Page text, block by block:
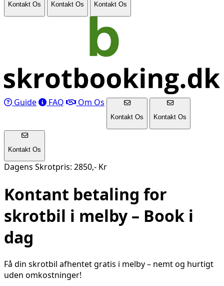
Kontakt Os Kontakt Os Kontakt Os
Guide FAQ Om Os
Kontakt Os Kontakt Os
Kontakt Os
Dagens Skrotpris: 2850,- Kr
Kontant betaling for
skrotbil i melby – Book i
dag
Få din skrotbil afhentet gratis i melby– nemt og hurtigt
uden omkostninger!